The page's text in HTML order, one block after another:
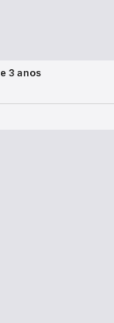
3 anos